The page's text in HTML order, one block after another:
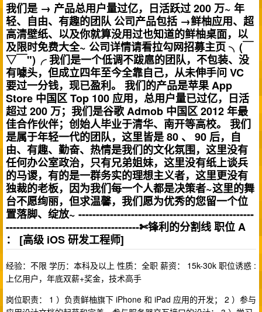
我们是 → 产品总用户量过亿，日活跃过 200 万~ 年
轻、自由、有趣的团队 公司产品包括 →鲜柚应用、超
高清壁纸、以及你就算没用过也知道的鲜柚桌面，以
及限时免费大全~ 公司详情请看拉勾网招募主页 ╮(￣
▽￣")╭ 我们是一个低调不跋扈的团队，不包装、没
有噱头，但成立四年至今全靠自己，从未伸手问 VC
要过一分钱，现已盈利。 我们的产品是苹果 App
Store 中国区 Top 100 应用，总用户量已过亿，日活
超过 200 万；我们是谷歌 Admob 中国区 2012 年最
佳合作伙伴；创始人毕业于清华、南开等高校。 我们
是属于年轻一代的团队，这里皆是 80 、 90 后，自
由、有趣、勤奋、热情是我们的文化氛围，这里没有
任何办公室政治，只有兄弟姐妹，这里没有纸上谈兵
的马谡，有的是一群务实的理想主义者，这里更没有
独裁的老板，因为我们每一个人都是决策者~这里的舞
台不愿绚丽，但求温馨，我们愿为优秀的您留一个位
置落脚、绽放~ --------------------------------------------------
--------------------------------------✄锋利的分割线 职位 A
： [高级 iOS 研发工程师]
经验：不限 学历：本科及以上 性质：全职 薪资： 15k-30k 职位诱惑 :
上亿用户，年底双薪+奖金，技术高手
岗位职责： 1 ）负责鲜柚旗下 iPhone 和 iPad 应用的开发； 2 ）参与